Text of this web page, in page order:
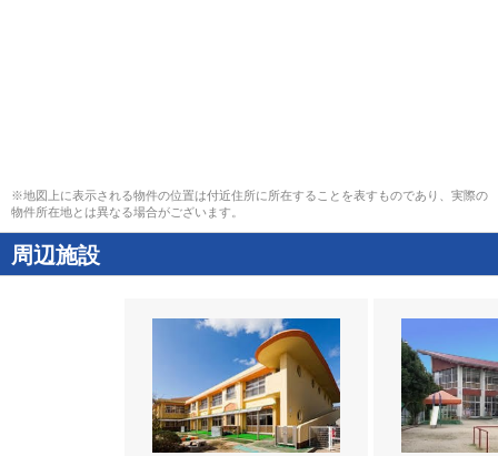
※地図上に表示される物件の位置は付近住所に所在することを表すものであり、実際の
物件所在地とは異なる場合がございます。
周辺施設